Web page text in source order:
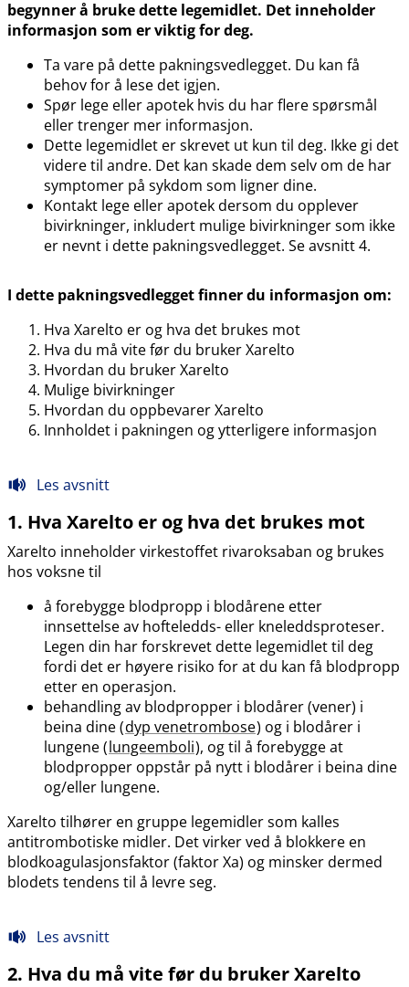
begynner å bruke dette legemidlet. Det inneholder
informasjon som er viktig for deg.
Ta vare på dette pakningsvedlegget. Du kan få
behov for å lese det igjen.
Spør lege eller apotek hvis du har flere spørsmål
eller trenger mer informasjon.
Dette legemidlet er skrevet ut kun til deg. Ikke gi det
videre til andre. Det kan skade dem selv om de har
symptomer på sykdom som ligner dine.
Kontakt lege eller apotek dersom du opplever
bivirkninger, inkludert mulige bivirkninger som ikke
er nevnt i dette pakningsvedlegget. Se avsnitt 4.
I dette pakningsvedlegget finner du informasjon om:
Hva Xarelto er og hva det brukes mot
Hva du må vite før du bruker Xarelto
Hvordan du bruker Xarelto
Mulige bivirkninger
Hvordan du oppbevarer Xarelto
Innholdet i pakningen og ytterligere informasjon
Les avsnitt
1. Hva Xarelto er og hva det brukes mot
Xarelto inneholder virkestoffet rivaroksaban og brukes
hos voksne til
å forebygge blodpropp i blodårene etter
innsettelse av hofteledds- eller kneleddsproteser.
Legen din har forskrevet dette legemidlet til deg
fordi det er høyere risiko for at du kan få blodpropp
etter en operasjon.
behandling av blodpropper i blodårer (vener) i
beina dine (dyp venetrombose) og i blodårer i
lungene (lungeemboli), og til å forebygge at
blodpropper oppstår på nytt i blodårer i beina dine
og​/​eller lungene.
Xarelto tilhører en gruppe legemidler som kalles
antitrombotiske midler. Det virker ved å blokkere en
blodkoagulasjonsfaktor (faktor Xa) og minsker dermed
blodets tendens til å levre seg.
Les avsnitt
2. Hva du må vite før du bruker Xarelto